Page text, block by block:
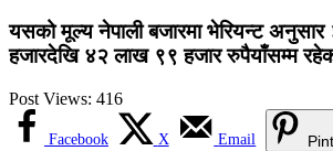
यसको मूल्य नेपाली बजारमा भेरियन्ट
हजारदेखि ४२ लाख ९९ हजार रुपैयाँसम्म
Post Views: 416
Facebook X Email